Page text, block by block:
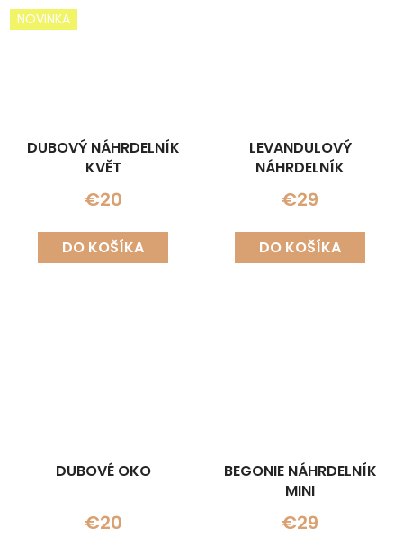
NOVINKA
DUBOVÝ NÁHRDELNÍK
KVĚT
€20
DO KOŠÍKA
LEVANDULOVÝ
NÁHRDELNÍK
€29
DO KOŠÍKA
DUBOVÉ OKO
€20
BEGONIE NÁHRDELNÍK
MINI
€29